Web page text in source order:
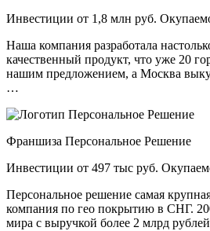
Инвестиции от 1,8 млн руб.
Наша компания разработала
качественный продукт, что уже 20
нашим предложением, а Москва
…
Франшиза Персональное Решение
Инвестиции от 497 тыс руб.
Персональное решение самая
компания по гео покрытию в СНГ.
мира с выручкой более 2 млрд